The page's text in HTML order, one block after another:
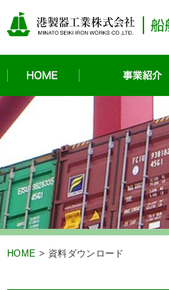
HOME > 資料ダウンロード